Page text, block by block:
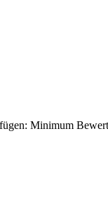
Minimum